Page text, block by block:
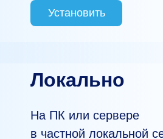
Установить
Локально
На ПК или сервере
в частной локальной